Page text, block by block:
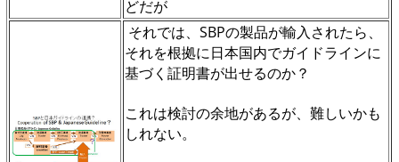
どだが
それでは、SBPの製品が輸入されたら、
それを根拠に日本国内でガイドラインに
基づく証明書が出せるのか？
これは検討の余地があるが、難しいかも
しれない。